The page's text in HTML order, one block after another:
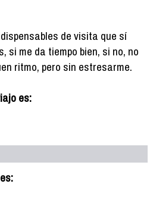
de visita que sí
si me da tiempo bien, si no, no
ritmo, pero sin estresarme.
es: